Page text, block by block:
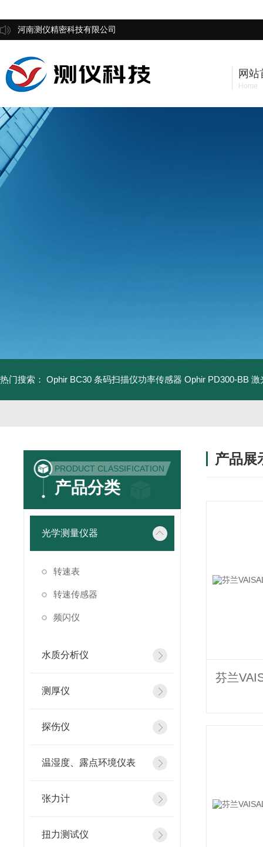
河南测仪精密科技有限公司
网站
Home
热门搜索： Ophir BC30 条码扫描仪功率传感器 Ophir PD300-BB
PRODUCT CLASSIFICATION
产品分类
光学测量仪器
转速表
转速传感器
频闪仪
水质分析仪
测厚仪
探伤仪
温湿度、露点环境仪表
张力计
扭力测试仪
产品展